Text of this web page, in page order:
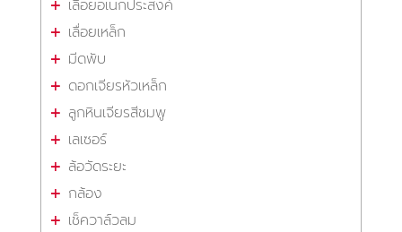
เลื่อยอเนกประสงค์
เลื่อยเหล็ก
มีดพับ
ดอกเจียรหัวเหล็ก
ลูกหินเจียรสีชมพู
เลเซอร์
ล้อวัดระยะ
กล้อง
เช็ควาล์วลม